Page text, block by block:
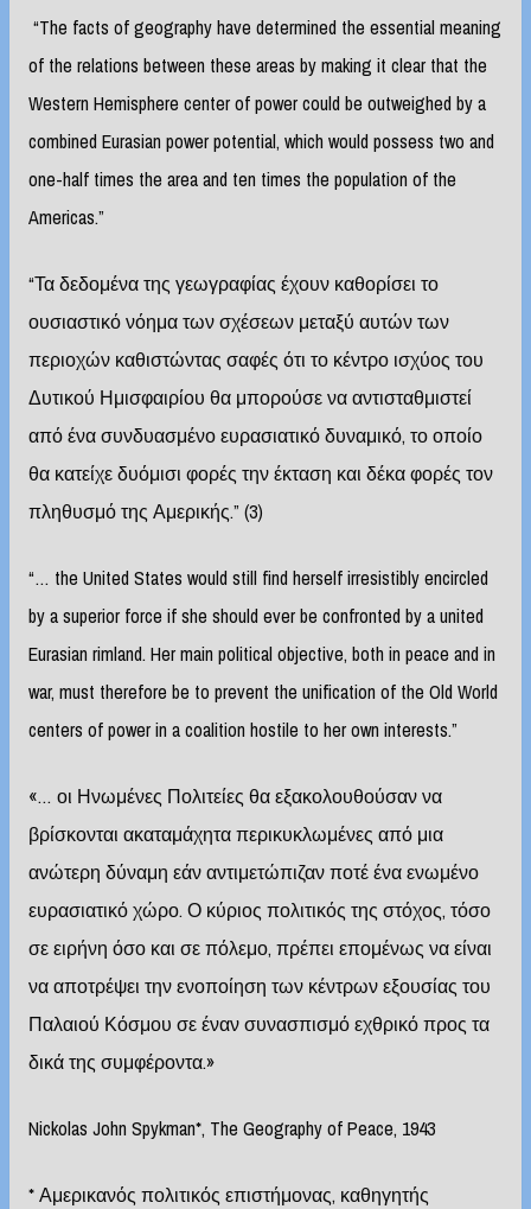
“The facts of geography have determined the essential meaning
of the relations between these areas by making it clear that the
Western Hemisphere center of power could be outweighed by a
combined Eurasian power potential, which would possess two and
one-half times the area and ten times the population of the
Americas.”
“Τα δεδομένα της γεωγραφίας έχουν καθορίσει το
ουσιαστικό νόημα των σχέσεων μεταξύ αυτών των
περιοχών καθιστώντας σαφές ότι το κέντρο ισχύος του
Δυτικού Ημισφαιρίου θα μπορούσε να αντισταθμιστεί
από ένα συνδυασμένο ευρασιατικό δυναμικό, το οποίο
θα κατείχε δυόμισι φορές την έκταση και δέκα φορές τον
πληθυσμό της Αμερικής.” (3)
“… the United States would still find herself irresistibly encircled
by a superior force if she should ever be confronted by a united
Eurasian rimland. Her main political objective, both in peace and in
war, must therefore be to prevent the unification of the Old World
centers of power in a coalition hostile to her own interests.”
«… οι Ηνωμένες Πολιτείες θα εξακολουθούσαν να
βρίσκονται ακαταμάχητα περικυκλωμένες από μια
ανώτερη δύναμη εάν αντιμετώπιζαν ποτέ ένα ενωμένο
ευρασιατικό χώρο. Ο κύριος πολιτικός της στόχος, τόσο
σε ειρήνη όσο και σε πόλεμο, πρέπει επομένως να είναι
να αποτρέψει την ενοποίηση των κέντρων εξουσίας του
Παλαιού Κόσμου σε έναν συνασπισμό εχθρικό προς τα
δικά της συμφέροντα.»
Nickolas John Spykman*, The Geography of Peace, 1943
* Αμερικανός πολιτικός επιστήμονας, καθηγητής